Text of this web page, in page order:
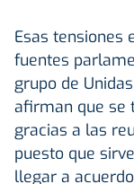
Esas tensiones
fuentes
grupo de
afirman que se
gracias a las
puesto que
llegar a